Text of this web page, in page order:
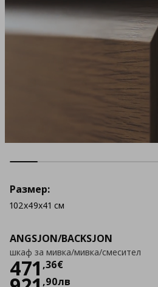
ANGSJON/BACKSJON
шкаф за мивка/мивка/смесител
471 ,36€
Цена
,90лв
Размер:
102x49x41 см